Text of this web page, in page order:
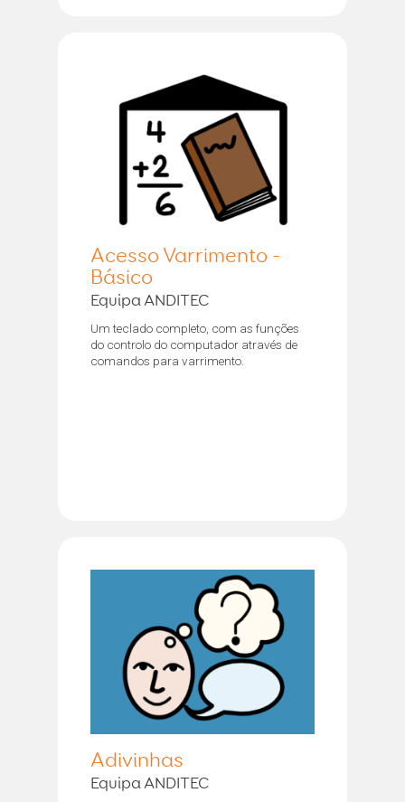
Acesso Varrimento -
Básico
Equipa ANDITEC
Um teclado completo, com as funções
do controlo do computador através de
comandos para varrimento.
Adivinhas
Equipa ANDITEC